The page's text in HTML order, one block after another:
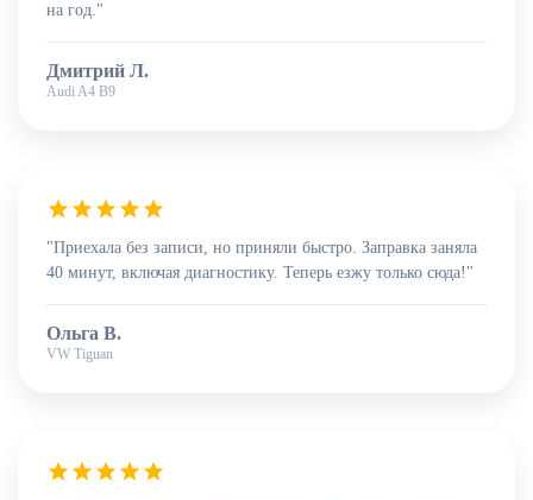
на год."
Дмитрий Л.
Audi A4 B9
"Приехала без записи, но приняли быстро. Заправка заняла
40 минут, включая диагностику. Теперь езжу только сюда!"
Ольга В.
VW Tiguan